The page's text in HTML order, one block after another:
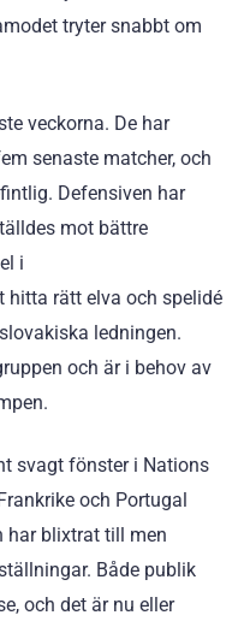
tryter snabbt om
veckorna. De har
senaste matcher, och
Defensiven har
mot bättre
i
hitta rätt elva och spelidé
ledningen.
och är i behov av
svagt fönster i Nations
och Portugal
har blixtrat till men
Både publik
och det är nu eller